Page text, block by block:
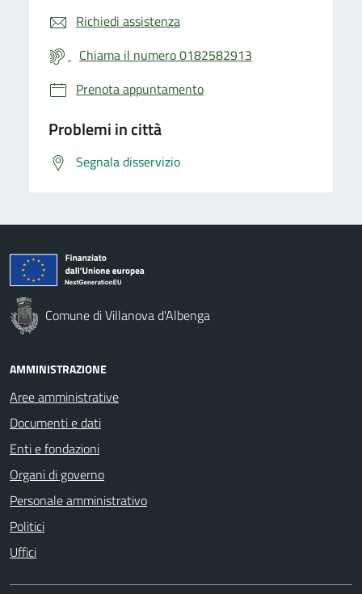
Richiedi assistenza
Chiama il numero 0182582913
Prenota appuntamento
Problemi in città
Segnala disservizio
Comune di Villanova d'Albenga
AMMINISTRAZIONE
Aree amministrative
Documenti e dati
Enti e fondazioni
Organi di governo
Personale amministrativo
Politici
Uffici